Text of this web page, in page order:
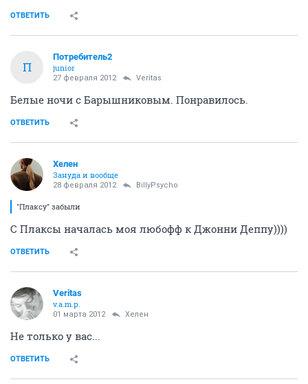
ОТВЕТИТЬ
П
Потребитель2
junior
27 февраля 2012 Veritas
Белые ночи с Барышниковым. Понравилось.
ОТВЕТИТЬ
Хелен
Зануда и вообще
28 февраля 2012 BillyPsycho
"Плаксу" забыли
С Плаксы началась моя любофф к Джонни Деппу))))
ОТВЕТИТЬ
Veritas
v.a.m.p.
01 марта 2012 Хелен
Не только у вас...
ОТВЕТИТЬ